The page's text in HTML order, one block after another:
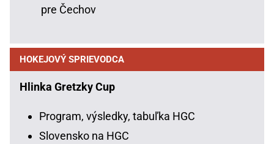
pre Čechov
HOKEJOVÝ SPRIEVODCA
Hlinka Gretzky Cup
Program, výsledky, tabuľka HGC
Slovensko na HGC